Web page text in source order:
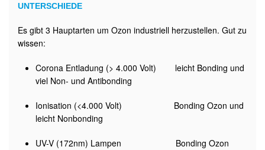
UNTERSCHIEDE
Es gibt 3 Hauptarten um Ozon industriell herzustellen. Gut zu
wissen:
Corona Entladung (> 4.000 Volt) leicht Bonding und
viel Non- und Antibonding
Ionisation (<4.000 Volt) Bonding Ozon und
leicht Nonbonding
UV-V (172nm) Lampen Bonding Ozon